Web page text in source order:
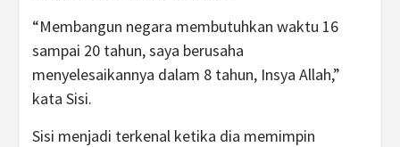
“Membangun negara membutuhkan waktu 16
sampai 20 tahun, saya berusaha
menyelesaikannya dalam 8 tahun, Insya Allah,”
kata Sisi.
Sisi menjadi terkenal ketika dia memimpin